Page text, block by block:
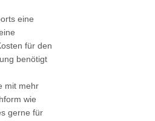
eine
für den
benötigt
mit mehr
wie
gerne für